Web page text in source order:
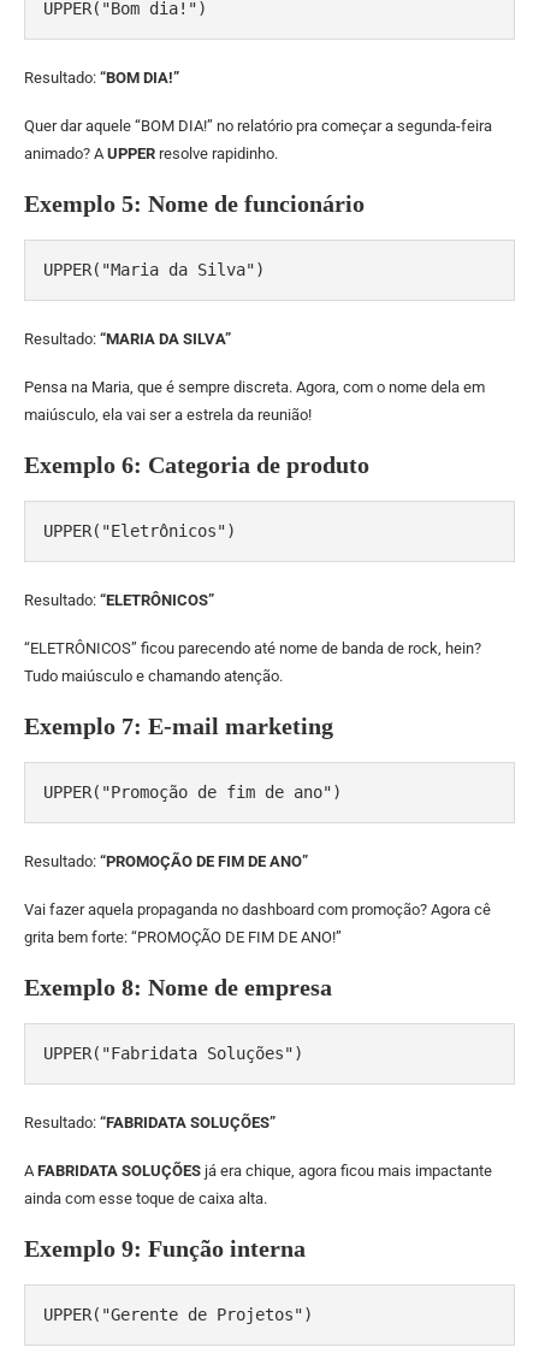
UPPER("Bom dia!")
Resultado: “BOM DIA!”
Quer dar aquele “BOM DIA!” no relatório pra começar a segunda-feira
animado? AUPPER resolve rapidinho.
Exemplo 5: Nome de funcionário
UPPER("Maria da Silva")
Resultado: “MARIA DA SILVA”
Pensa na Maria, que é sempre discreta. Agora, com o nome dela em
maiúsculo, ela vai ser a estrela da reunião!
Exemplo 6: Categoria de produto
UPPER("Eletrônicos")
Resultado: “ELETRÔNICOS”
“ELETRÔNICOS” ficou parecendo até nome de banda de rock, hein?
Tudo maiúsculo e chamando atenção.
Exemplo 7: E-mail marketing
UPPER("Promoção de fim de ano")
Resultado: “PROMOÇÃO DE FIM DE ANO”
Vai fazer aquela propaganda no dashboard com promoção? Agora cê
grita bem forte: “PROMOÇÃO DE FIM DE ANO!”
Exemplo 8: Nome de empresa
UPPER("Fabridata Soluções")
Resultado: “FABRIDATA SOLUÇÕES”
AFABRIDATA SOLUÇÕES já era chique, agora ficou mais impactante
ainda com esse toque de caixa alta.
Exemplo 9: Função interna
UPPER("Gerente de Projetos")